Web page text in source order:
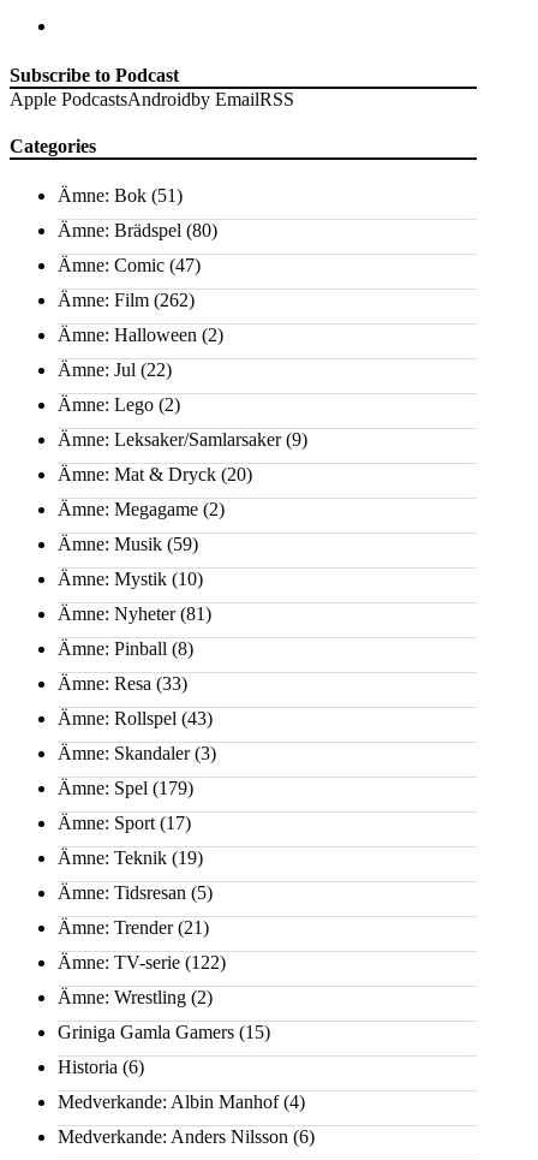
Subscribe to Podcast
Apple PodcastsAndroidby EmailRSS
Categories
Ämne: Bok (51)
Ämne: Brädspel (80)
Ämne: Comic (47)
Ämne: Film (262)
Ämne: Halloween (2)
Ämne: Jul (22)
Ämne: Lego (2)
Ämne: Leksaker/Samlarsaker(9)
Ämne: Mat & Dryck (20)
Ämne: Megagame (2)
Ämne: Musik (59)
Ämne: Mystik (10)
Ämne: Nyheter(81)
Ämne: Pinball (8)
Ämne: Resa (33)
Ämne: Rollspel (43)
Ämne: Skandaler(3)
Ämne: Spel (179)
Ämne: Sport (17)
Ämne: Teknik (19)
Ämne: Tidsresan (5)
Ämne: Trender(21)
Ämne: TV-serie (122)
Ämne: Wrestling (2)
Griniga Gamla Gamers (15)
Historia (6)
Medverkande: Albin Manhof(4)
Medverkande: Anders Nilsson (6)